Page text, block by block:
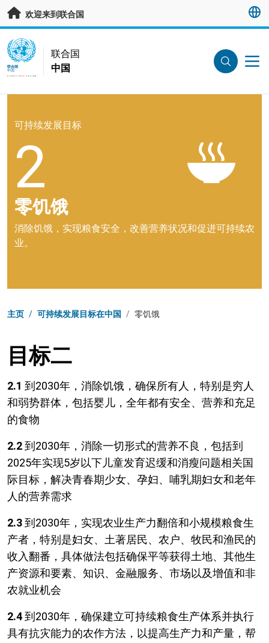
跳转至主要内容
欢迎来到联合国
UN Logo
联合国
中国
联合国
中国
可持续发展目标
2
零饥饿
消除饥饿，实现粮食安全，改善营养状况和促进可持续农
业。
页面路径
主页 / 可持续发展目标在中国 / 零饥饿
目标二
2.1 到2030年，消除饥饿，确保所有人，特别是穷人
和弱势群体，包括婴儿，全年都有安全、营养和充足
的食物
2.2到2030年，消除一切形式的营养不良，包括到
2025年实现5岁以下儿童发育迟缓和消瘦问题相关国
际目标，解决青春期少女、孕妇、哺乳期妇女和老年
人的营养需求
2.3到2030年，实现农业生产力翻倍和小规模粮食生
产者，特别是妇女、土著居民、农户、牧民和渔民的
收入翻番，具体做法包括确保平等获得土地、其他生
产资源和要素、知识、金融服务、市场以及增值和非
农就业机会
2.4到2030年，确保建立可持续粮食生产体系并执行
具有抗灾能力的农作方法，以提高生产力和产量，帮